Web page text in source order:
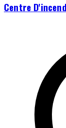
Centre